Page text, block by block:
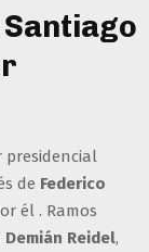
presidencial
de Federico
él . Ramos
Demián Reidel,